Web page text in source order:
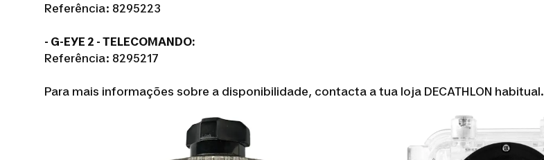
Referência: 8295223
- G-EYE 2 - TELECOMANDO:
Referência: 8295217
Para mais informações sobre a disponibilidade, contacta a tua loja DECATHLON habitual.